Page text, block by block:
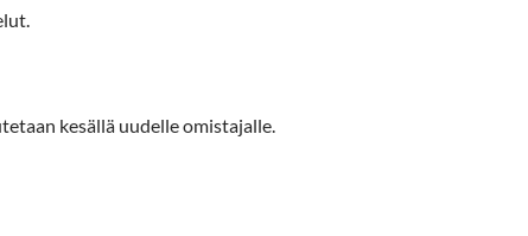
kesällä uudelle omistajalle.